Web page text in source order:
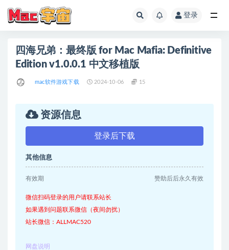
登录
四海兄弟：最终版 for Mac Mafia: Definitive
Edition v1.0.0.1 中文移植版
mac软件游戏下载 2024-10-06 15
资源信息
登录后下载
其他信息
有效期 赞助后后永久有效
微信扫码登录的用户请联系站长
如果遇到问题联系微信（夜间勿扰）
站长微信：ALLMAC520
网盘说明